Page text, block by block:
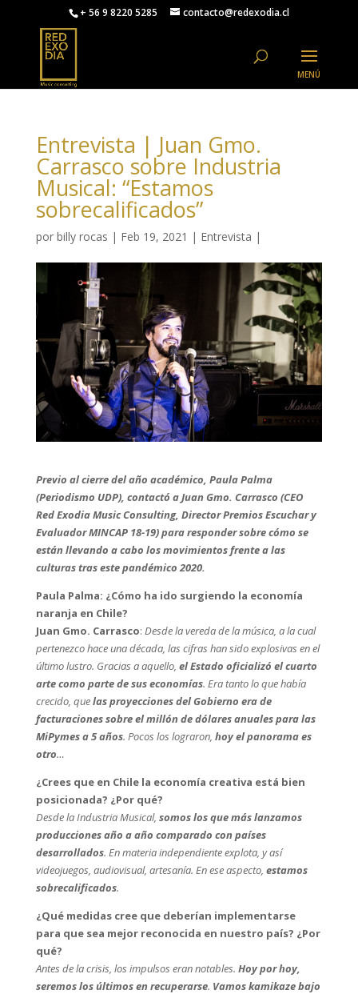
+ 56 9 8220 5285 contacto@redexodia.cl
Entrevista | Juan Gmo.
Carrasco sobre Industria
Musical: “Estamos
sobrecalificados”
por billy rocas | Feb 19, 2021 | Entrevista |
Previo al cierre del año académico, Paula Palma
(Periodismo UDP), contactó a Juan Gmo. Carrasco (CEO
Red Exodia Music Consulting, Director Premios Escuchar y
Evaluador MINCAP 18-19) para responder sobre cómo se
están llevando a cabo los movimientos frente a las
culturas tras este pandémico 2020.
Paula Palma: ¿Cómo ha ido surgiendo la economía
naranja en Chile?
Juan Gmo. Carrasco: Desde la vereda de la música, a la cual
pertenezco hace una década, las cifras han sido explosivas en el
último lustro. Gracias a aquello, el Estado oficializó el cuarto
arte como parte de sus economías. Era tanto lo que había
crecido, quelas proyecciones del Gobierno era de
facturaciones sobre el millón de dólares anuales para las
MiPymes a 5 años. Pocos los lograron, hoy el panorama es
otro…
¿Crees que en Chile la economía creativa está bien
posicionada? ¿Por qué?
Desde la Industria Musical, somos los que más lanzamos
producciones año a año comparado con países
desarrollados. En materia independiente explota, y así
videojuegos, audiovisual, artesanía. En ese aspecto, estamos
sobrecalificados.
¿Qué medidas cree que deberían implementarse
para que sea mejor reconocida en nuestro país? ¿Por
qué?
Antes de la crisis, los impulsos eran notables. Hoy por hoy,
seremos los últimos en recuperarse. Vamos kamikaze bajo